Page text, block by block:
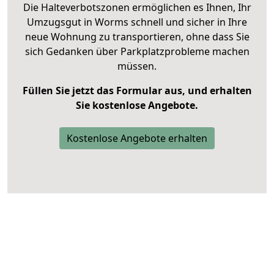
Die Halteverbotszonen ermöglichen es Ihnen, Ihr
Umzugsgut in Worms schnell und sicher in Ihre
neue Wohnung zu transportieren, ohne dass Sie
sich Gedanken über Parkplatzprobleme machen
müssen.
Füllen Sie jetzt das Formular aus, und erhalten
Sie kostenlose Angebote.
Kostenlose Angebote erhalten